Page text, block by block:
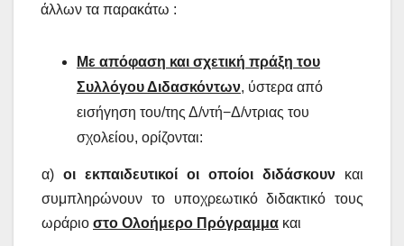
άλλων τα παρακάτω :
Με απόφαση και σχετική πράξη του
Συλλόγου Διδασκόντων, ύστερα από
εισήγηση του/της Δ/ντή−Δ/ντριας του
σχολείου, ορίζονται:
α) οι εκπαιδευτικοί οι οποίοι διδάσκουν και
συμπληρώνουν το υποχρεωτικό διδακτικό τους
ωράριο στο Ολοήμερο Πρόγραμμα και